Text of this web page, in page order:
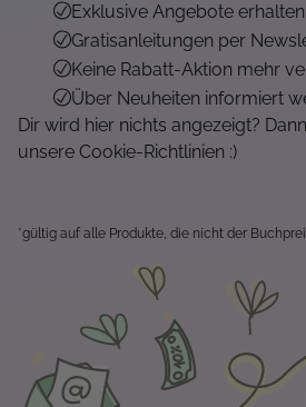
Exklusive Angebote erhalten
Gratisanleitungen per
Keine Rabatt-Aktion mehr
Über Neuheiten informiert
Dir wird hier nichts angezeigt?
unsere Cookie-Richtlinien :)
*gültig auf alle Produkte, die nicht der